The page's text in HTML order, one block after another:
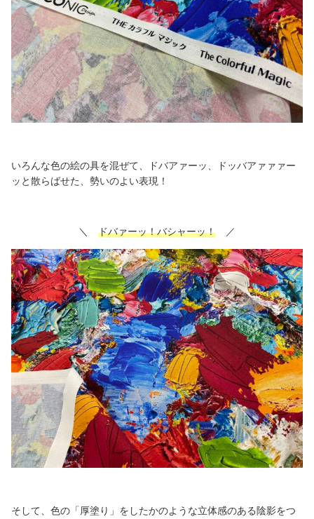
いろんな色の絵の具を混ぜて、ドバアァーッ、ドッバアァァァー
ッと散らばせた、勢いのよい表現！
＼ ドバァーッ！バシャーッ！ ／
そして、色の「厚塗り」をしたかのような立体感のある陰影をつ